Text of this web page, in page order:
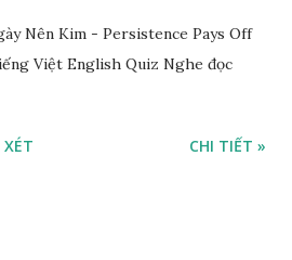
Nên Kim - Persistence Pays Off
Việt English Quiz Nghe đọc
CHI TIẾT »